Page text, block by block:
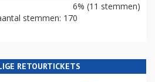
6% (11 stemmen)
stemmen: 170
RETOURTICKETS